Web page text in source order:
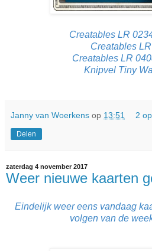
Creatables LR
Creatables
Creatables LR
Knipvel Tiny
Janny van Woerkens op 13:51 2
Delen
zaterdag 4 november 2017
Weer nieuwe kaarten
Eindelijk weer eens vandaag
volgen van de